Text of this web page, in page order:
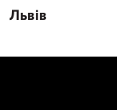
Львів